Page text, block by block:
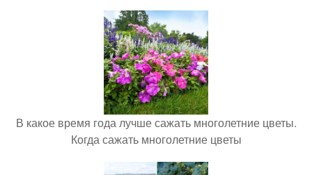
В какое время года лучше сажать многолетние цветы.
Когда сажать многолетние цветы